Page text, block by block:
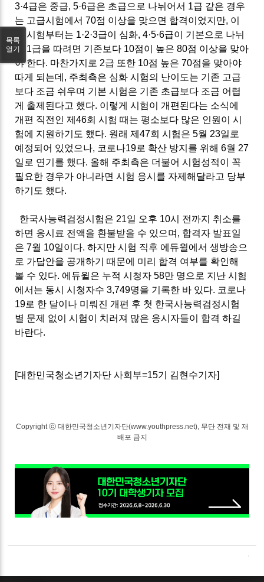
3·4급은 중급, 5·6급은 초급으로 나뉘어서 1급 같은 경우
는 고급시험에서70점 이상을 맞으면 합격이었지만, 이
번 시험부터는 1·2·3급이 심화, 4·5·6급이 기본으로 나뉘
어 1급을 따려면 기존보다 10점이 높은80점 이상을 맞아
야 한다. 마찬가지로 2급 또한 10점 높은70점을 맞아야
따게 되는데 , 주최측은 심화 시험의 난이도는 기존 고급
보다 조금 쉬우며 기본 시험은 기존 초급보다 조금 어렵
게 출제된다고 했다. 이렇게 시험이 개편된다는 소식에
개편 직전인 제46회 시험 때는 평소보다 많은 인원이 시
험에 지원하기도 했다. 원래 제47회 시험은5월 23일로
예정되어 있었으나, 코로나19로 확산 방지를 위해6월 27
일로 연기를 했다. 올해 주최측은 더불어 시험성적이 꼭
필요한 경우가 아니라면 시험 응시를 자제해달라고 당부
하기도 했다.
한국사능력검정시험은 21일 오후 10시 전까지 취소를
하면 응시료 전액을 환불받을 수 있으며 , 합격자 발표일
은7월 10일이다.하지만 시험 직후 에듀윌에서 생방송으
로 가답안을 공개하기 때문에 미리 합격 여부를 확인해
볼 수 있다. 에듀윌은 누적 시청자58만 명으로 지난 시험
에서는 동시 시청자수3,749명을 기록한 바 있다. 코로나
19로 한 달이나 미뤄진 개편 후 첫 한국사능력검정시험
별 문제 없이 시험이 치러져 많은 응시자들이 합격 하길
바란다.
[대한민국청소년기자단 사회부=15기 김현수기자]
Copyright ⓒ 대한민국청소년기자단(www.youthpress.net), 무단 전재 및 재
배포 금지
목록
열기